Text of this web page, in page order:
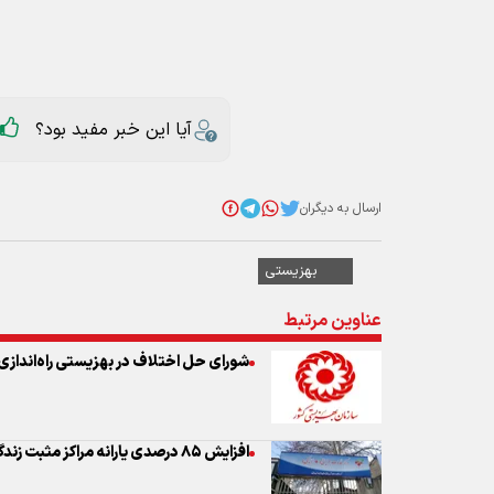
شورای حل اختلاف در بهزیستی